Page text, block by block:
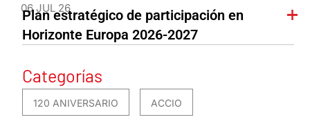
06 JUL 26
Plan estratégico de participación en
Horizonte Europa 2026-2027
Categorías
120 ANIVERSARIO ACCIO